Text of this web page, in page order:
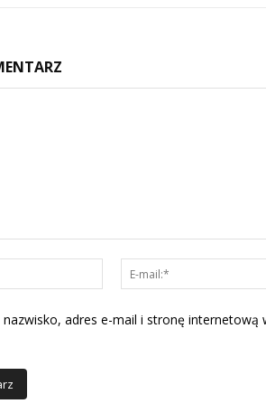
Nazwa:*
adres e-mail i stronę internetową